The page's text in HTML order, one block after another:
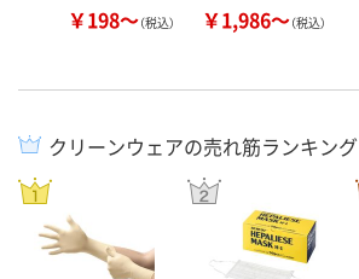
￥198～（税込） ￥1,986～（税込）
クリーンウェアの売れ筋ランキング